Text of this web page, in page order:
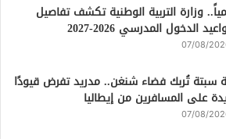
وزارة التربية الوطنية تكشف تفاصيل
الدخول المدرسي 2026-2027
07/08/
سبتة تُربك فضاء شنغن.. مدريد تفرض قيودًا
على المسافرين من إيطاليا
07/08/